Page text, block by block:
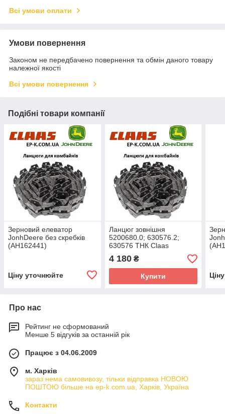
Всі умови оплати
Умови повернення
Законом не передбачено повернення та обмін даного товару
належної якості
Всі умови повернення
Подібні товари компанії
Зерновий елеватор
JonhDeere без скребків
(АН162441)
Ціну уточнюйте
Ланцюг зовнішня
5200680.0; 630576.2;
630576 ТНК Claas
4 180₴
Купити
Про нас
Рейтинг не сформований
Менше 5 відгуків за останній рік
Працює з 04.06.2009
м. Харків
зараз нема самовивозу, тільки відправка НОВОЮ
ПОШТОЮ більше на ep-k.com.ua, Харків, Україна
Контакти